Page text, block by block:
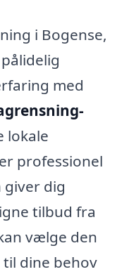
i Bogense,
med
lokale
professionel
dig
tilbud fra
vælge den
dine behov